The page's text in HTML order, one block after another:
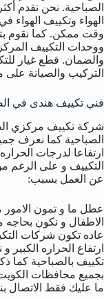
الهواء وتكييف
وقت ممكن. كما نقوم
ووحدات التكييف
والضمان. قطع غيار
التركيب والصيانة على
فني تكييف هندى في
شركة تكييف مركزي
الصباحية كما نعرف
ارتفاعا لدرجات
التكييف و على الرغم
عن العمل بسبب:
عطل ما و تمون
الاطفال و نكون
عاده تكون شركات
ارتفاع الحراره
بجميع محافظات
ما عليك فقط الاتصال